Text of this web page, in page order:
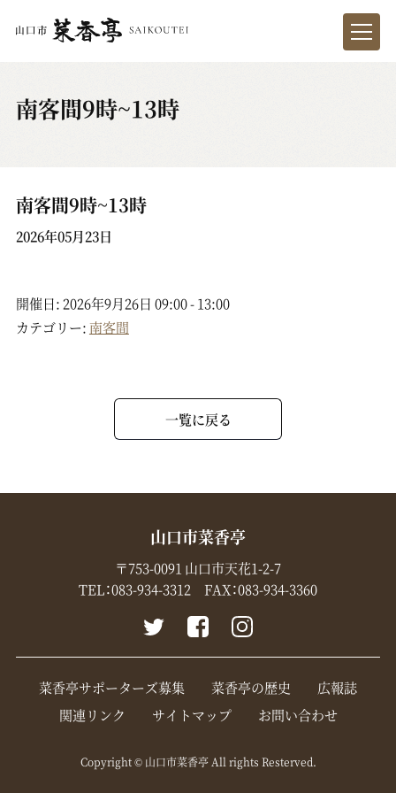
南客間9時~13時
南客間9時~13時
2026年05月23日
開催日: 2026年9月26日 09:00 - 13:00
カテゴリー:南客間
一覧に戻る
山口市菜香亭
〒753-0091 山口市天花1-2-7
TEL：083-934-3312 FAX：083-934-3360
菜香亭サポーターズ募集 菜香亭の歴史
広報誌
関連リンク
サイトマップ お問い合わせ
Copyright © 山口市菜香亭 All rights Resterved.